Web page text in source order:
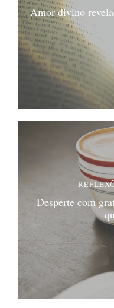
Amor divino
Desperte com